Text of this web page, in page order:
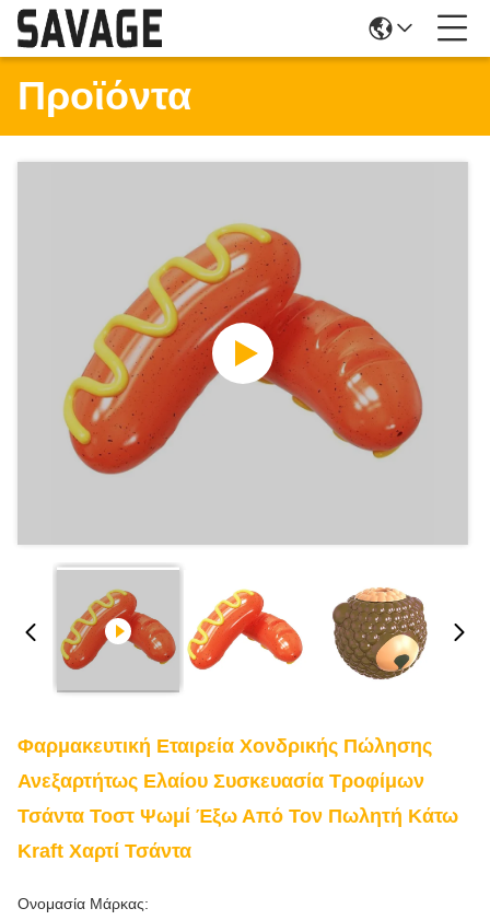
Προϊόντα
Φαρμακευτική Εταιρεία Χονδρικής Πώλησης
Ανεξαρτήτως Ελαίου Συσκευασία Τροφίμων
Τσάντα Τοστ Ψωμί Έξω Από Τον Πωλητή Κάτω
Kraft Χαρτί Τσάντα
Ονομασία Μάρκας: